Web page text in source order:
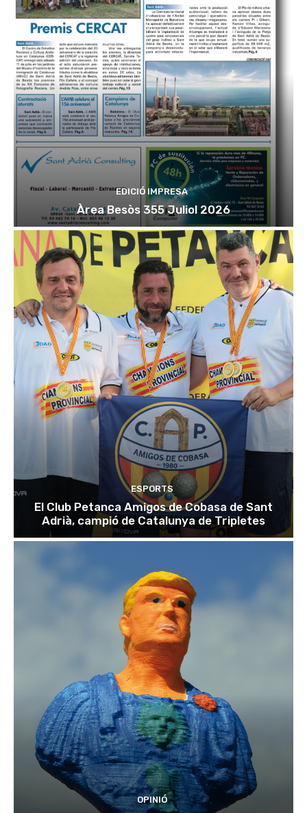
EDICIÓ IMPRESA
Àrea Besòs 355 Juliol 2026
ESPORTS
El Club Petanca Amigos de Cobasa de Sant
Adrià, campió de Catalunya de Tripletes
OPINIÓ